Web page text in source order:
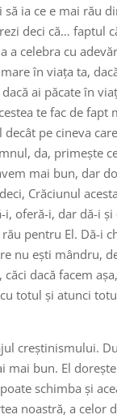
ia ce e mai rău
deci că… faptul
a celebra cu
în viața ta,
ai păcate în
te fac de fapt
decât pe cineva
da, primește
mai bun, dar
Crăciunul
i, oferă-i, dar dă-i și
rău pentru El. Dă-i
nu ești mândru,
dacă facem
totul și atunci
creștinismului.
mai bun. El
schimba și
noastră, a celor